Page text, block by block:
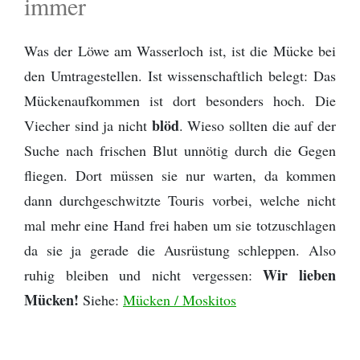
Was der Löwe am Wasserloch ist, ist die Mücke bei
den Umtragestellen. Ist wissenschaftlich belegt: Das
Mückenaufkommen ist dort besonders hoch. Die
Viecher sind ja nicht blöd. Wieso sollten die auf der
Suche nach frischen Blut unnötig durch die Gegen
fliegen. Dort müssen sie nur warten, da kommen
dann durchgeschwitzte Touris vorbei, welche nicht
mal mehr eine Hand frei haben um sie totzuschlagen
da sie ja gerade die Ausrüstung schleppen. Also
ruhig bleiben und nicht vergessen: Wir lieben
Mücken! Siehe: Mücken / Moskitos